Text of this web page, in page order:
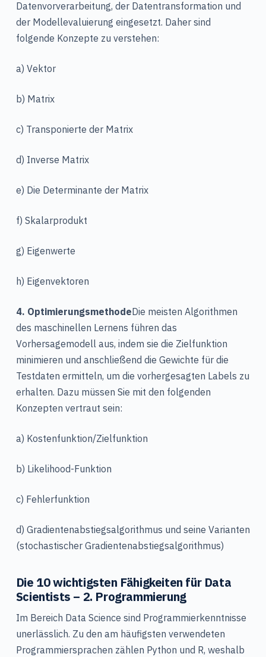
Datenvorverarbeitung, der Datentransformation und
der Modellevaluierung eingesetzt. Daher sind
folgende Konzepte zu verstehen:
a) Vektor
b) Matrix
c) Transponierte der Matrix
d) Inverse Matrix
e) Die Determinante der Matrix
f) Skalarprodukt
g) Eigenwerte
h) Eigenvektoren
4. OptimierungsmethodeDie meisten Algorithmen
des maschinellen Lernens führen das
Vorhersagemodell aus, indem sie die Zielfunktion
minimieren und anschließend die Gewichte für die
Testdaten ermitteln, um die vorhergesagten Labels zu
erhalten. Dazu müssen Sie mit den folgenden
Konzepten vertraut sein:
a) Kostenfunktion/Zielfunktion
b) Likelihood-Funktion
c) Fehlerfunktion
d) Gradientenabstiegsalgorithmus und seine Varianten
(stochastischer Gradientenabstiegsalgorithmus)
Die 10 wichtigsten Fähigkeiten für Data
Scientists – 2. Programmierung
Im Bereich Data Science sind Programmierkenntnisse
unerlässlich. Zu den am häufigsten verwendeten
Programmiersprachen zählen Python und R, weshalb